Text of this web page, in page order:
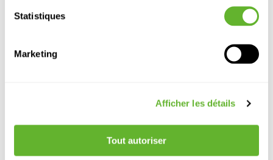
Statistiques
Marketing
Afficher les détails
Tout autoriser
Autre produits